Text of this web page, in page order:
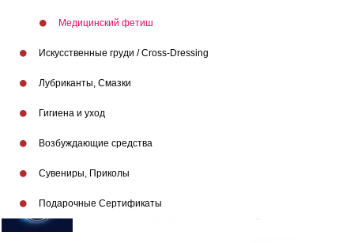
Медицинский фетиш
Искусственные груди / Cross-Dressing
Лубриканты, Смазки
Гигиена и уход
Возбуждающие средства
Сувениры, Приколы
Подарочные Сертификаты